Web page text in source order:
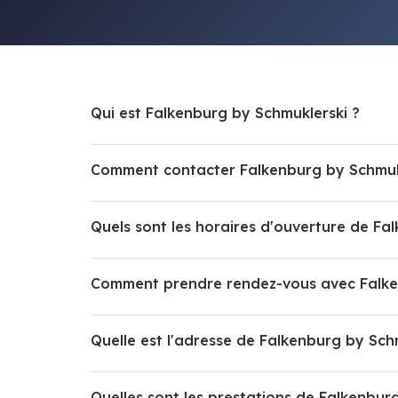
Qui est Falkenburg by Schmuklerski ?
Comment contacter Falkenburg by
Quels sont les horaires d'ouverture de
Comment prendre rendez-vous avec
Quelle est l'adresse de Falkenburg by